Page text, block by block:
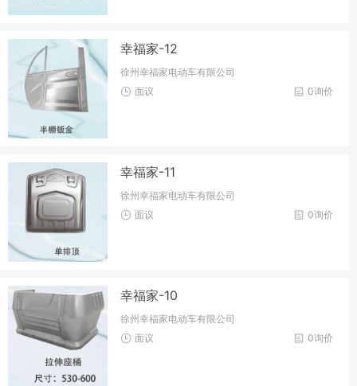
幸福家-12
徐州幸福家电动车有限公司
0询价
面议
幸福家-11
徐州幸福家电动车有限公司
0询价
面议
幸福家-10
徐州幸福家电动车有限公司
0询价
面议